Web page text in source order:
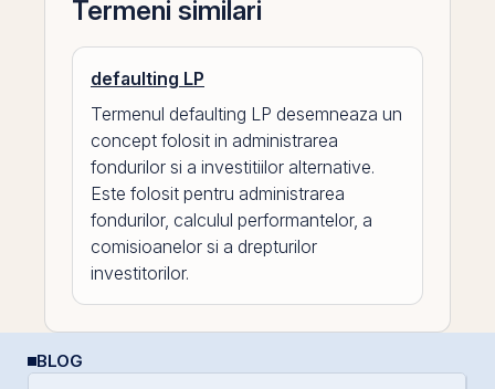
Termeni similari
defaulting LP
Termenul defaulting LP desemneaza un
concept folosit in administrarea
fondurilor si a investitiilor alternative.
Este folosit pentru administrarea
fondurilor, calculul performantelor, a
comisioanelor si a drepturilor
investitorilor.
BLOG